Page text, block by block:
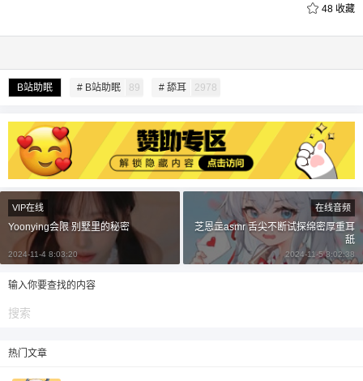
48 收藏
B站助眠 # B站助眠 89 # 舔耳 2978
给undefined打赏
20 元 50 元 自定义
VIP在线
Yoonying会限 别墅里的秘密
2024-11-4 8:03:20
在线音频
芝恩㱏asmr 舌尖不断试探绵密厚重耳
舐
2024-11-5 8:02:38
输入你要查找的内容
热门文章
您没有权限发布内容，请购买会员或者提升权
6位以上
6位以上